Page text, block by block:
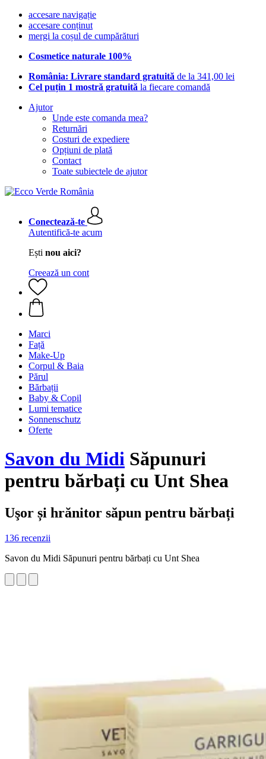
accesare navigație
accesare conținut
mergi la coșul de cumpărături
Cosmetice naturale 100%
România: Livrare standard gratuită de la 341,00 lei
Cel puțin 1 mostră gratuită la fiecare comandă
Ajutor
Unde este comanda mea?
Returnări
Costuri de expediere
Opțiuni de plată
Contact
Toate subiectele de ajutor
Conectează-te
Autentifică-te acum
Ești nou aici?
Creează un cont
Marci
Față
Make-Up
Corpul & Baia
Părul
Bărbații
Baby & Copil
Lumi tematice
Sonnenschutz
Oferte
Savon du Midi Săpunuri
pentru bărbați cu Unt Shea
Uşor și hrănitor săpun pentru bărbați
136 recenzii
Savon du Midi Săpunuri pentru bărbați cu Unt Shea